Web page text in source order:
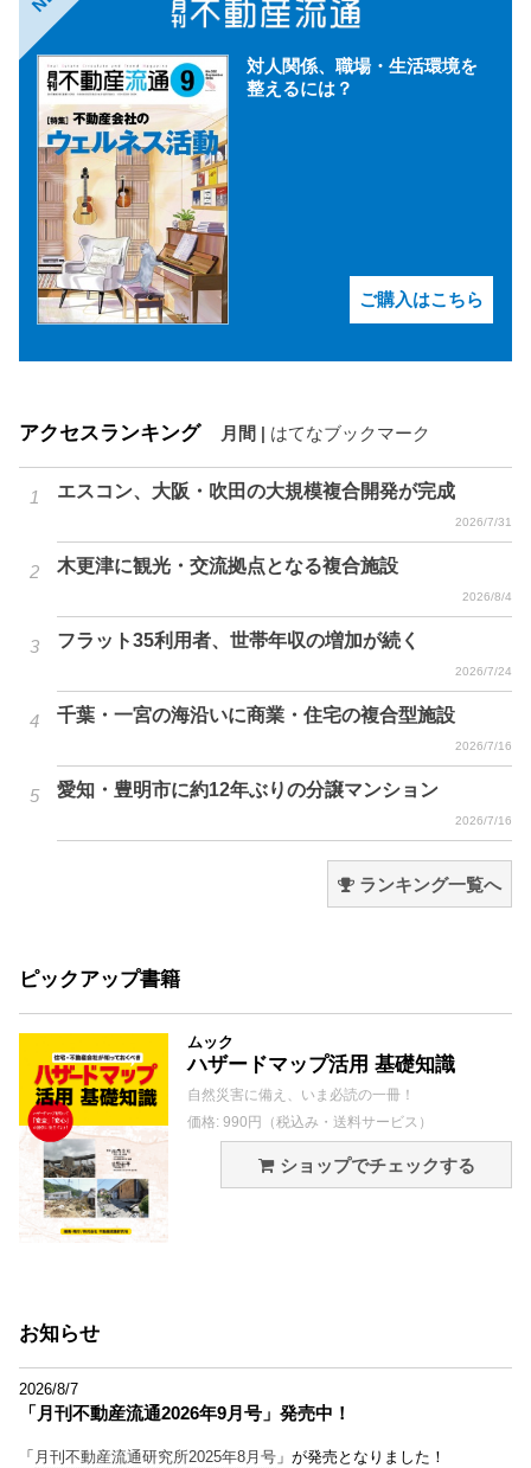
対人関係、職場・生活環境を
整えるには？
ご購入はこちら
アクセスランキング 月間 はてなブックマーク
エスコン、大阪・吹田の大規模複合開発が完成
2026/7/31
木更津に観光・交流拠点となる複合施設
2026/8/4
フラット35利用者、世帯年収の増加が続く
2026/7/24
千葉・一宮の海沿いに商業・住宅の複合型施設
2026/7/16
愛知・豊明市に約12年ぶりの分譲マンション
2026/7/16
ランキング一覧へ
ピックアップ書籍
ムック
ハザードマップ活用 基礎知識
自然災害に備え、いま必読の一冊！
価格: 990円（税込み・送料サービス）
ショップでチェックする
お知らせ
2026/8/7
「月刊不動産流通2026年9月号」発売中！
「 月刊不動産流通研究所2025年8月号 」が発売となりました！